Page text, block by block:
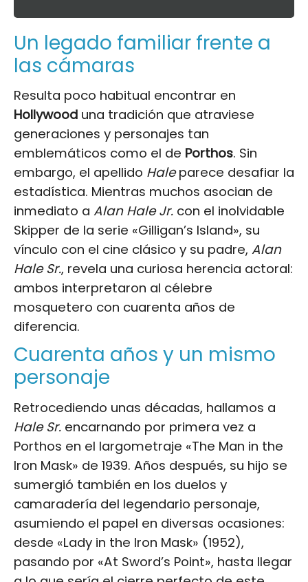
Un legado familiar frente a
las cámaras
Resulta poco habitual encontrar en
Hollywood una tradición que atraviese
generaciones y personajes tan
emblemáticos como el de Porthos. Sin
embargo, el apellido Haleparece desafiar la
estadística. Mientras muchos asocian de
inmediato a Alan Hale Jr. con el inolvidable
Skipper de la serie «Gilligan’s Island», su
vínculo con el cine clásico y su padre, Alan
Hale Sr., revela una curiosa herencia actoral:
ambos interpretaron al célebre
mosquetero con cuarenta años de
diferencia.
Cuarenta años y un mismo
personaje
Retrocediendo unas décadas, hallamos a
Hale Sr. encarnando por primera vez a
Porthos en el largometraje «The Man in the
Iron Mask» de 1939. Años después, su hijo se
sumergió también en los duelos y
camaradería del legendario personaje,
asumiendo el papel en diversas ocasiones:
desde «Lady in the Iron Mask» (1952),
pasando por «At Sword’s Point», hasta llegar